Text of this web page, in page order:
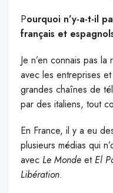
Pourquoi n’y-a-t-il
français et
Je n’en connais pas
avec les entreprises
grandes chaînes de
par des italiens, tout
En France, il y a eu
plusieurs médias qui
avec Le Monde etEl
Libération.